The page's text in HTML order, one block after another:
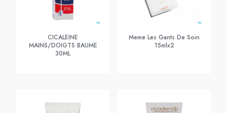
CICALEINE
MAINS/DOIGTS BAUME
30ML
Meme Les Gants De Soin
15mlx2